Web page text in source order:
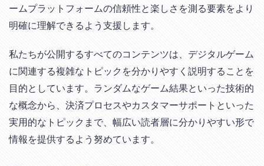
ームプラットフォームの信頼性と楽しさを測る要素をより
明確に理解できるよう支援します。
私たちが公開するすべてのコンテンツは、デジタルゲーム
に関連する複雑なトピックを分かりやすく説明することを
目的としています。ランダムなゲーム結果といった技術的
な概念から、決済プロセスやカスタマーサポートといった
実用的なトピックまで、幅広い読者層に分かりやすい形で
情報を提供するよう努めています。